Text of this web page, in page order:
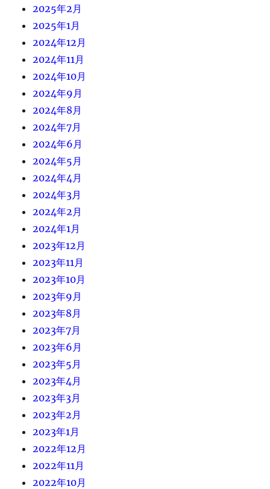
2025年2月
2025年1月
2024年12月
2024年11月
2024年10月
2024年9月
2024年8月
2024年7月
2024年6月
2024年5月
2024年4月
2024年3月
2024年2月
2024年1月
2023年12月
2023年11月
2023年10月
2023年9月
2023年8月
2023年7月
2023年6月
2023年5月
2023年4月
2023年3月
2023年2月
2023年1月
2022年12月
2022年11月
2022年10月